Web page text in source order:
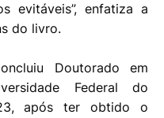
evitáveis”, enfatiza a
do livro.
Doutorado em
Federal do
após ter obtido o